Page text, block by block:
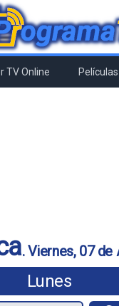
TV Online
.Viernes, 07
Lunes